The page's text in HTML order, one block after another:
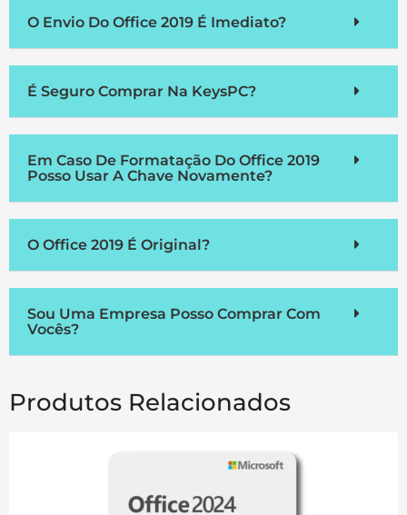
O Envio Do Office 2019 É Imediato?
É Seguro Comprar Na KeysPC?
Em Caso De Formatação Do Office 2019
Posso Usar A Chave Novamente?
O Office 2019 É Original?
Sou Uma Empresa Posso Comprar Com
Vocês?
Produtos Relacionados